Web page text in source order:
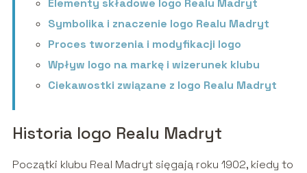
Elementy składowe logo Realu Madryt
Symbolika i znaczenie logo Realu Madryt
Proces tworzenia i modyfikacji logo
Wpływ logo na markę i wizerunek klubu
Ciekawostki związane z logo Realu Madryt
Historia logo Realu Madryt
Początki klubu Real Madryt sięgają roku 1902, kiedy to